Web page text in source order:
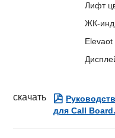
Лифт
ЖК-
скачать 
для Call